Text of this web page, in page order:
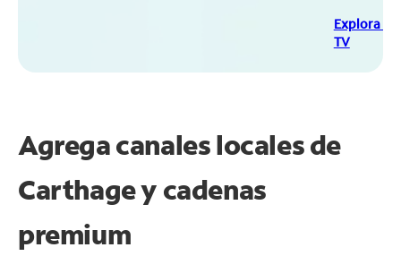
Explora
TV
Agrega canales locales de
Carthage y cadenas
premium